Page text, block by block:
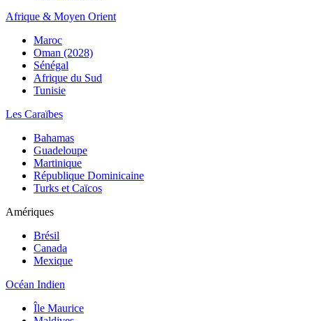
Afrique & Moyen Orient
Maroc
Oman (2028)
Sénégal
Afrique du Sud
Tunisie
Les Caraïbes
Bahamas
Guadeloupe
Martinique
République Dominicaine
Turks et Caïcos
Amériques
Brésil
Canada
Mexique
Océan Indien
Île Maurice